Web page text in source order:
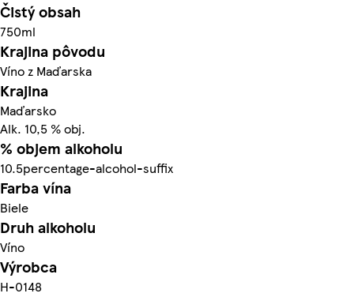
Čistý obsah
750ml
Krajina pôvodu
Víno z Maďarska
Krajina
Maďarsko
Alk. 10,5 % obj.
% objem alkoholu
10.5percentage-alcohol-suffix
Farba vína
Biele
Druh alkoholu
Víno
Výrobca
H-0148